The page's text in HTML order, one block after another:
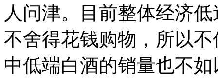
人问津。目前整体经济
不舍得花钱购物，所以
中低端白酒的销量也不如